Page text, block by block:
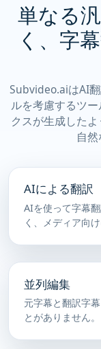
単なる
く、字
Subvideo.aiはAI
ルを考慮するツ
クスが生成した
自
AIによる翻訳
AIを使って字幕
く、メディア向
並列編集
元字幕と翻訳字
とがありません。